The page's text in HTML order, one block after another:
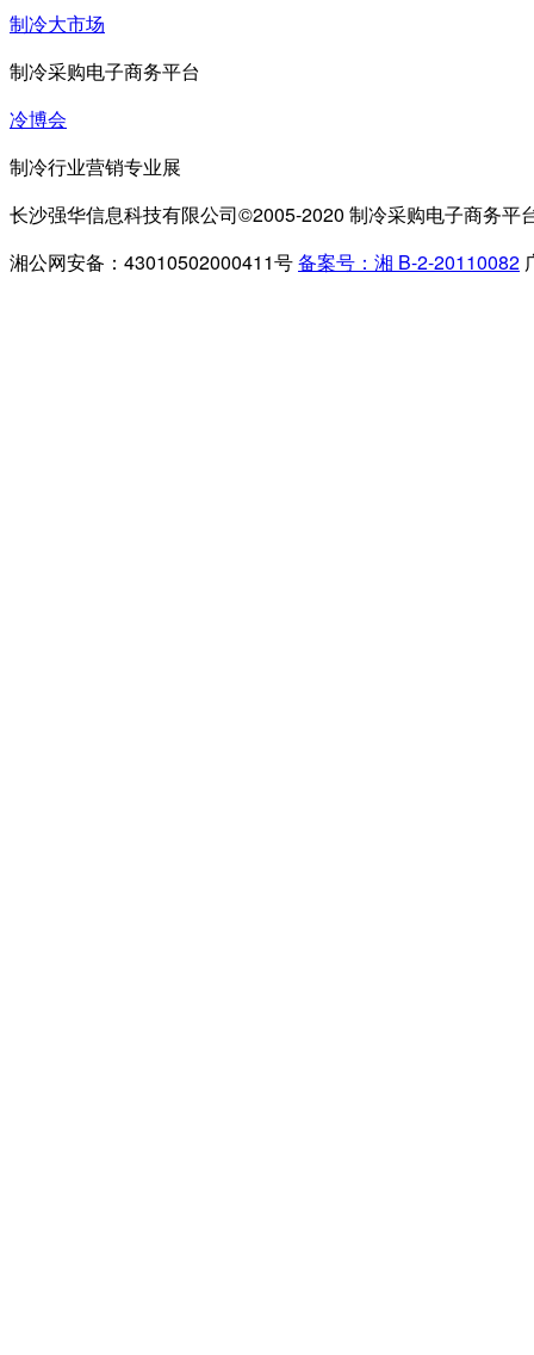
制冷大市场
制冷采购电子商务平台
冷博会
制冷行业营销专业展
长沙强华信息科技有限公司©2005-2020 制冷采购电子商务平
湘公网安备：43010502000411号备案号：湘 B-2-20110082